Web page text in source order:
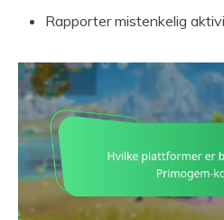
Rapporter mistenkelig